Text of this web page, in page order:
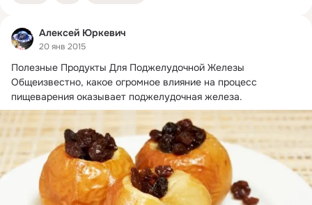
Алексей Юркевич
20 янв 2015
Полезные Продукты Для Поджелудочной Железы
Общеизвестно, какое огромное влияние на процесс
пищеварения оказывает поджелудочная железа.